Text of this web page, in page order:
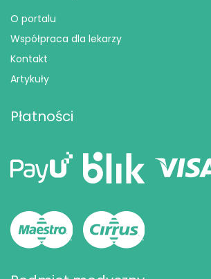
O portalu
Współpraca dla lekarzy
Kontakt
Artykuły
Płatności